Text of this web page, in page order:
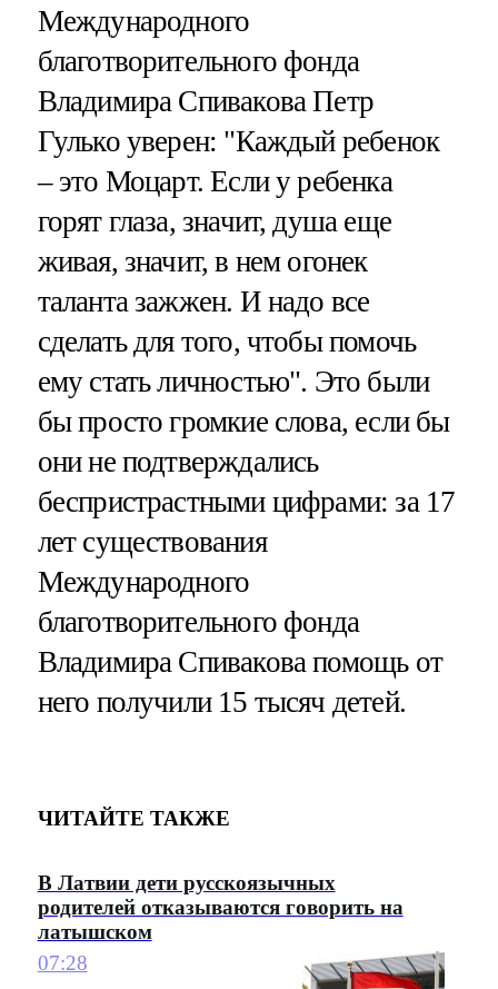
Международного
благотворительного фонда
Владимира Спивакова Петр
Гулько уверен: "Каждый ребенок
– это Моцарт. Если у ребенка
горят глаза, значит, душа еще
живая, значит, в нем огонек
таланта зажжен. И надо все
сделать для того, чтобы помочь
ему стать личностью". Это были
бы просто громкие слова, если бы
они не подтверждались
беспристрастными цифрами: за 17
лет существования
Международного
благотворительного фонда
Владимира Спивакова помощь от
него получили 15 тысяч детей.
ЧИТАЙТЕ ТАКЖЕ
В Латвии дети русскоязычных
родителей отказываются говорить на
латышском
07:28